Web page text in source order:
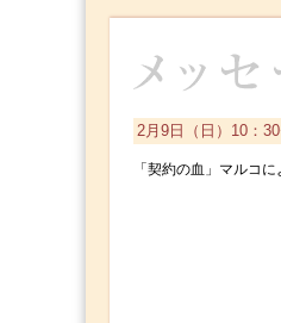
2月9日（日）10：
「契約の血」マルコ